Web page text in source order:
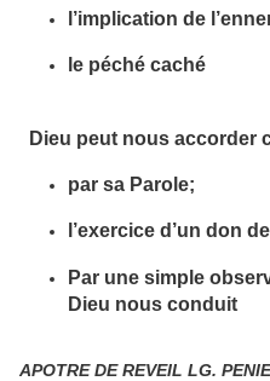
l’implication de
le péché caché
Dieu peut nous accorder
par sa Parole;
l’exercice d’un don
Par une simple
Dieu nous conduit
APOTRE DE REVEIL LG.